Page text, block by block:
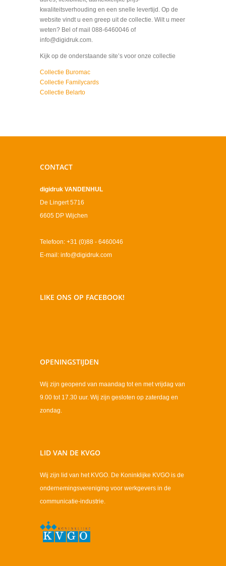
kwaliteitsverhouding en een snelle levertijd. Op de
website vindt u een greep uit de collectie. Wilt u meer
weten? Bel of mail 088-6460046 of
info@digidruk.com.
Kijk op de onderstaande site’s voor onze collectie
Collectie Buromac
Collectie Familycards
Collectie Belarto
CONTACT
digidruk VANDENHUL
De Lingert 5716
6605 DP Wijchen
Telefoon: +31 (0)88 - 6460046
E-mail: info@digidruk.com
LIKE ONS OP FACEBOOK!
OPENINGSTIJDEN
Wij zijn geopend van maandag tot en met vrijdag van
9.00 tot 17.30 uur. Wij zijn gesloten op zaterdag en
zondag.
LID VAN DE KVGO
Wij zijn lid van het KVGO. De Koninklijke KVGO is de
ondernemingsvereniging voor werkgevers in de
communicatie-industrie.